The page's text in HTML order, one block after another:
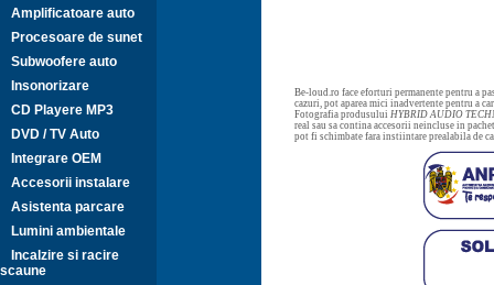
Amplificatoare auto
Procesoare de sunet
Subwoofere auto
Insonorizare
CD Playere MP3
DVD / TV Auto
Integrare OEM
Accesorii instalare
Asistenta parcare
Lumini ambientale
Incalzire si racire
scaune
Be-loud.ro face eforturi permanente pentru a
cazuri, pot aparea mici inadvertente pentru a
Fotografia produsului HYBRID AUDIO
real sau sa contina accesorii neincluse in
pot fi schimbate fara instiintare prealabila de